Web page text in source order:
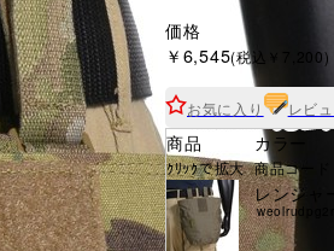
価格
￥6,545(税込￥7,200)
お気に入り レビ
商品
ｸﾘｯｸで拡大
カラー
商品コード
レンジャ
weolrudpg2rg